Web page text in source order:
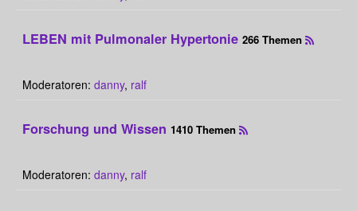
LEBEN mit Pulmonaler Hypertonie 266 Themen
Moderatoren: danny, ralf
Forschung und Wissen 1410 Themen
Moderatoren: danny, ralf